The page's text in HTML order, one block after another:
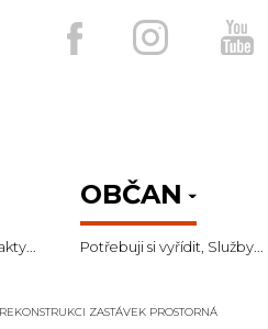
OBČAN
Potřebuji si vyřídit, Služby...
ZASTÁVEK PROSTORNÁ